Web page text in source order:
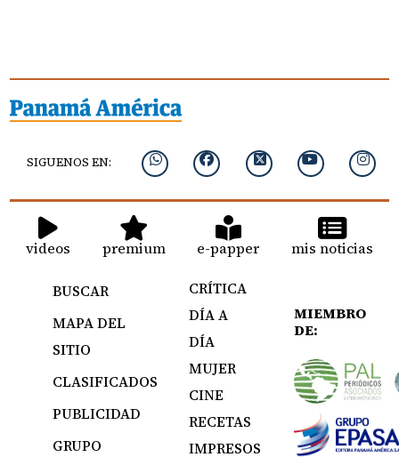
SIGUENOS EN:
videos premium e-papper mis noticias
BUSCAR
MAPA DEL
SITIO
CLASIFICADOS
PUBLICIDAD
GRUPO
CRÍTICA
DÍA A
DÍA
MUJER
CINE
RECETAS
IMPRESOS
MIEMBRO
DE: